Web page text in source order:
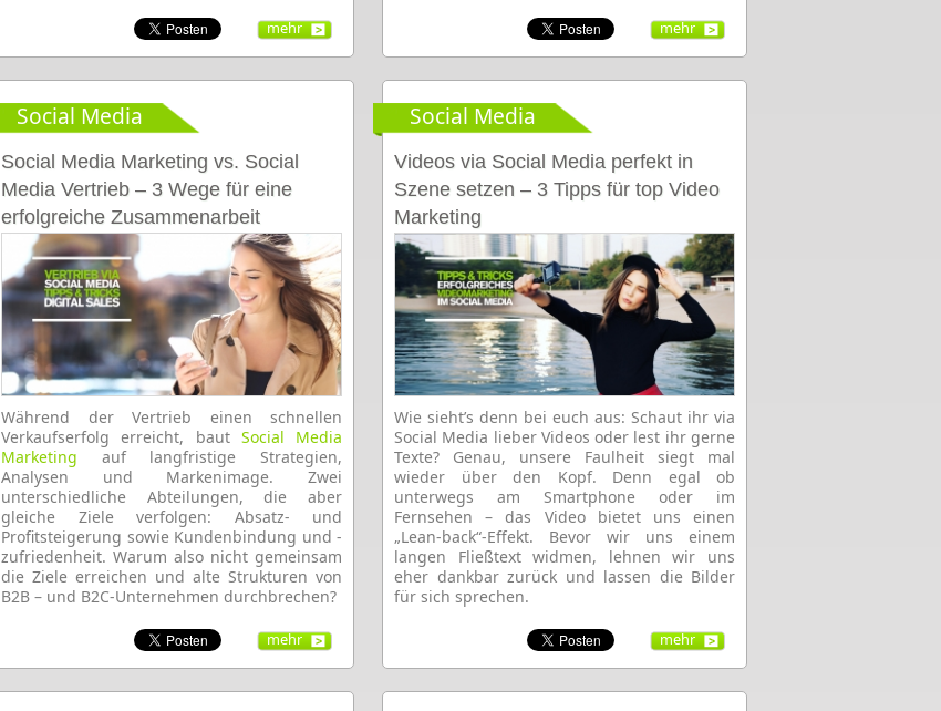
mehr mehr
Social Media
Social Media Marketing vs. Social
Media Vertrieb – 3 Wege für eine
erfolgreiche Zusammenarbeit
Während der Vertrieb einen schnellen
Verkaufserfolg erreicht, baut Social Media
Marketing auf langfristige Strategien,
Analysen und Markenimage. Zwei
unterschiedliche Abteilungen, die aber
gleiche Ziele verfolgen: Absatz- und
Profitsteigerung sowie Kundenbindung und -
zufriedenheit. Warum also nicht gemeinsam
die Ziele erreichen und alte Strukturen von
B2B – und B2C-Unternehmen durchbrechen?
mehr
Social Media
Videos via Social Media perfekt in
Szene setzen – 3 Tipps für top Video
Marketing
Wie sieht’s denn bei euch aus: Schaut ihr via
Social Media lieber Videos oder lest ihr gerne
Texte? Genau, unsere Faulheit siegt mal
wieder über den Kopf. Denn egal ob
unterwegs am Smartphone oder im
Fernsehen ­­– das Video bietet uns einen
„Lean-back“-Effekt. Bevor wir uns einem
langen Fließtext widmen, lehnen wir uns
eher dankbar zurück und lassen die Bilder
für sich sprechen.
mehr